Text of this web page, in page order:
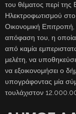
του θέματος περί της
Ηλεκτροφωτισμού
Οικονομική
απόφαση του, η οποία
από καμία
μελέτη, να
να εξοικονομήσει ο
υπογράφοντας μία
τουλάχιστον